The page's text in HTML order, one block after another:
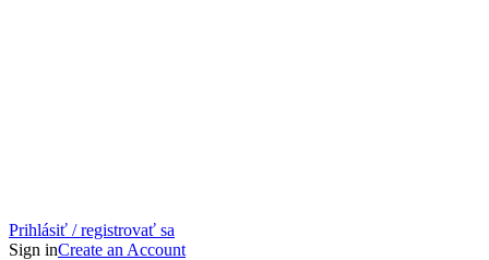
Prihlásiť / registrovať sa
Sign inCreate an Account